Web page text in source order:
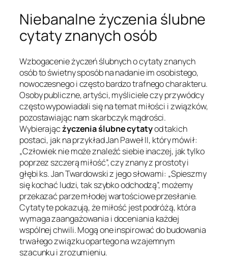
Niebanalne życzenia ślubne
cytaty znanych osób
Wzbogacenie życzeń ślubnych o cytaty znanych
osób to świetny sposób na nadanie im osobistego,
nowoczesnego i często bardzo trafnego charakteru.
Osoby publiczne, artyści, myśliciele czy przywódcy
często wypowiadali się na temat miłości i związków,
pozostawiając nam skarbczyk mądrości.
Wybierającżyczenia ślubne cytatyod takich
postaci, jak na przykład Jan Paweł II, który mówił:
„Człowiek nie może znaleźć siebie inaczej, jak tylko
poprzez szczerą miłość”, czy znany z prostoty i
głębi ks. Jan Twardowski z jego słowami: „Spieszmy
się kochać ludzi, tak szybko odchodzą”, możemy
przekazać parze młodej wartościowe przesłanie.
Cytaty te pokazują, że miłość jest podróżą, która
wymaga zaangażowania i doceniania każdej
wspólnej chwili. Mogą one inspirować do budowania
trwałego związku opartego na wzajemnym
szacunku i zrozumieniu.